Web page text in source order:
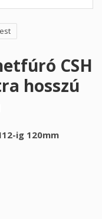
CSH
hosszú
ig 120mm